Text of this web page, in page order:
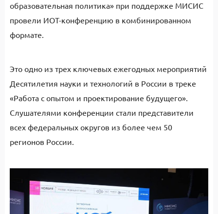
образовательная политика» при поддержке МИСИС
провели ИОТ-конференцию в комбинированном
формате.
Это одно из трех ключевых ежегодных мероприятий
Десятилетия науки и технологий в России в треке
«Работа с опытом и проектирование будущего».
Слушателями конференции стали представители
всех федеральных округов из более чем 50
регионов России.